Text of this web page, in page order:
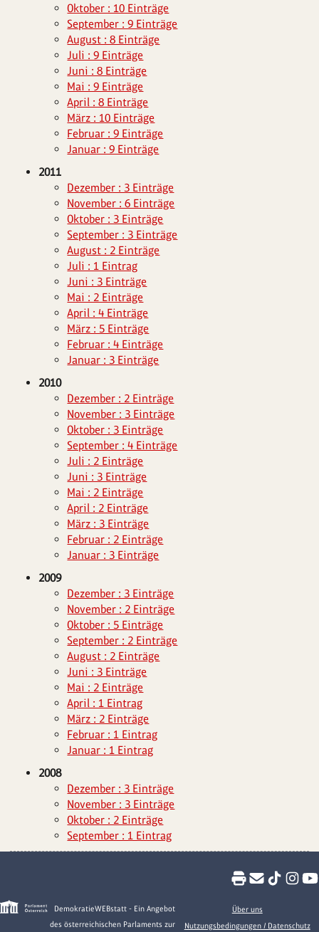
Oktober : 10 Einträge
September : 9 Einträge
August : 8 Einträge
Juli : 9 Einträge
Juni : 8 Einträge
Mai : 9 Einträge
April : 8 Einträge
März : 10 Einträge
Februar : 9 Einträge
Januar : 9 Einträge
2011
Dezember : 3 Einträge
November : 6 Einträge
Oktober : 3 Einträge
September : 3 Einträge
August : 2 Einträge
Juli : 1 Eintrag
Juni : 3 Einträge
Mai : 2 Einträge
April : 4 Einträge
März : 5 Einträge
Februar : 4 Einträge
Januar : 3 Einträge
2010
Dezember : 2 Einträge
November : 3 Einträge
Oktober : 3 Einträge
September : 4 Einträge
Juli : 2 Einträge
Juni : 3 Einträge
Mai : 2 Einträge
April : 2 Einträge
März : 3 Einträge
Februar : 2 Einträge
Januar : 3 Einträge
2009
Dezember : 3 Einträge
November : 2 Einträge
Oktober : 5 Einträge
September : 2 Einträge
August : 2 Einträge
Juni : 3 Einträge
Mai : 2 Einträge
April : 1 Eintrag
März : 2 Einträge
Februar : 1 Eintrag
Januar : 1 Eintrag
2008
Dezember : 3 Einträge
November : 3 Einträge
Oktober : 2 Einträge
September : 1 Eintrag
DemokratieWEBstatt - Ein Angebot
des österreichischen Parlaments zur
Über uns
Nutzungsbedingungen / Datenschutz